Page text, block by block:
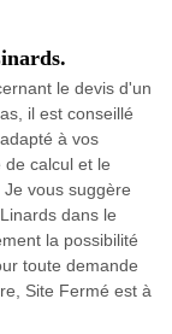
le devis d'un
il est conseillé
à vos
calcul et le
vous suggère
dans le
la possibilité
toute demande
Site Fermé est à